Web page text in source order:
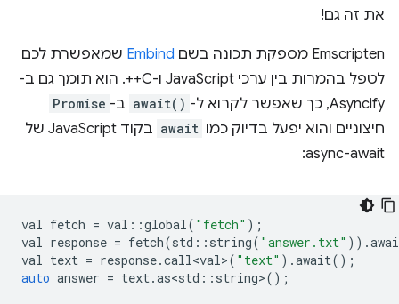
את זה גם!
‫Emscripten מספקת תכונה בשם Embind שמאפשרת לכם
לטפל בהמרות בין ערכי JavaScript ו-C++. הוא תומך גם ב-
Asyncify, כך שאפשר לקרוא ל-
await() ב- Promise
חיצוניים והוא יפעל בדיוק כמו await
בקוד JavaScript של
async-await:
val fetch = val ::global( "fetch" );
val response = fetch(std :: string( "answer.txt" )).
val text = response.call<val>( "text" ).await();
auto answer = text.as<std :: string>();